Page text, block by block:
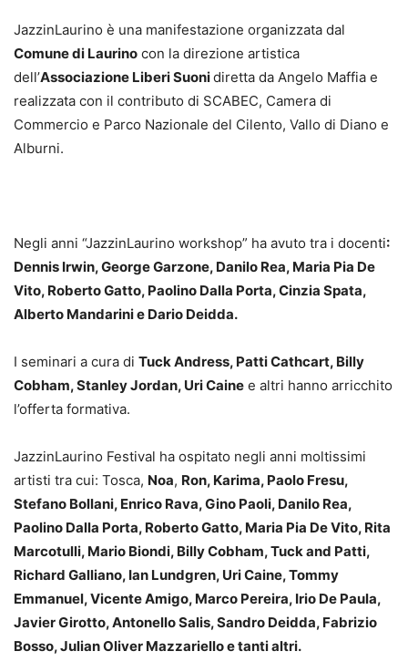
JazzinLaurino è una manifestazione organizzata dal
Comune di Laurino con la direzione artistica
dell’Associazione Liberi Suonidiretta da Angelo Maffia e
realizzata con il contributo di SCABEC, Camera di
Commercio e Parco Nazionale del Cilento, Vallo di Diano e
Alburni.
Negli anni “JazzinLaurino workshop” ha avuto tra i docenti:
Dennis Irwin, George Garzone, Danilo Rea, Maria Pia De
Vito, Roberto Gatto, Paolino Dalla Porta, Cinzia Spata,
Alberto Mandarini e Dario Deidda.
I seminari a cura di Tuck Andress, Patti Cathcart, Billy
Cobham, Stanley Jordan, Uri Caine e altri hanno arricchito
l’offerta formativa.
JazzinLaurino Festival ha ospitato negli anni moltissimi
artisti tra cui: Tosca, Noa, Ron, Karima, Paolo Fresu,
Stefano Bollani, Enrico Rava, Gino Paoli, Danilo Rea,
Paolino Dalla Porta, Roberto Gatto, Maria Pia De Vito, Rita
Marcotulli, Mario Biondi, Billy Cobham, Tuck and Patti,
Richard Galliano, Ian Lundgren, Uri Caine, Tommy
Emmanuel, Vicente Amigo, Marco Pereira, Irio De Paula,
Javier Girotto, Antonello Salis, Sandro Deidda, Fabrizio
Bosso, Julian Oliver Mazzariello e tanti altri.